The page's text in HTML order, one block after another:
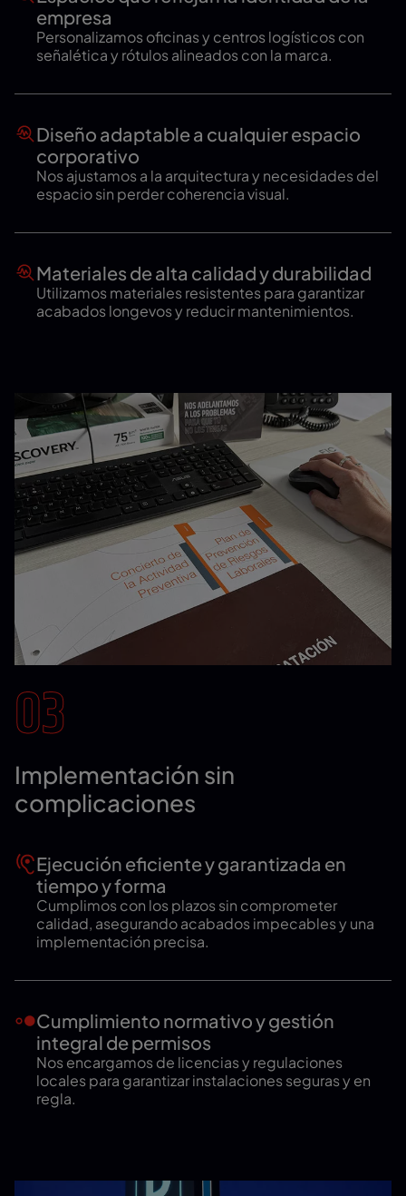
empresa
Personalizamos oficinas y centros logísticos con
señalética y rótulos alineados con la marca.
Diseño adaptable a cualquier espacio
corporativo
Nos ajustamos a la arquitectura y necesidades del
espacio sin perder coherencia visual.
Materiales de alta calidad y durabilidad
Utilizamos materiales resistentes para garantizar
acabados longevos y reducir mantenimientos.
03
Implementación sin
complicaciones
Ejecución eficiente y garantizada en
tiempo y forma
Cumplimos con los plazos sin comprometer
calidad, asegurando acabados impecables y una
implementación precisa.
Cumplimiento normativo y gestión
integral de permisos
Nos encargamos de licencias y regulaciones
locales para garantizar instalaciones seguras y en
regla.